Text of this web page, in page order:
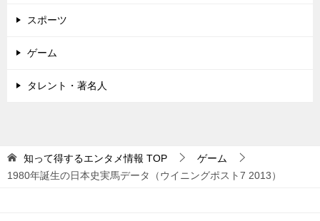
スポーツ
ゲーム
タレント・著名人
知って得するエンタメ情報 TOP
ゲーム
1980年誕生の日本史実馬データ（ウイニングポスト7 2013）